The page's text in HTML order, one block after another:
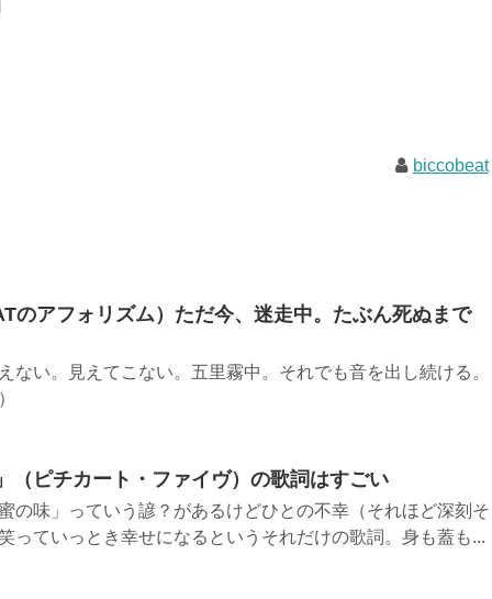
biccobeat
のアフォリズム）ただ今、迷走中。たぶん死ぬまで
ない。見えてこない。五里霧中。それでも音を出し続ける。
（ピチカート・ファイヴ）の歌詞はすごい
の味」っていう諺？があるけどひとの不幸（それほど深刻そ
っていっとき幸せになるというそれだけの歌詞。身も蓋も...